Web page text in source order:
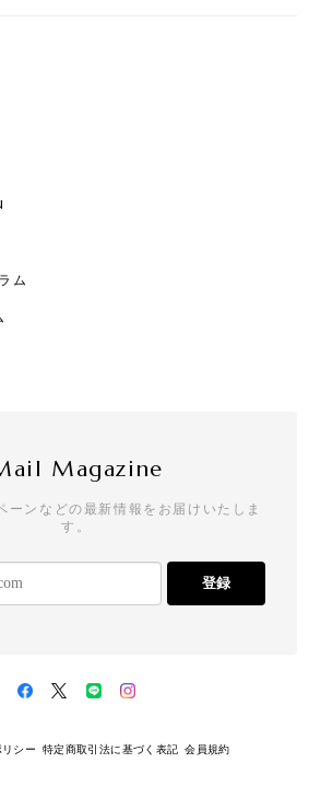
ム
Magazine
ーンなどの最新情報をお届けいたしま
す。
登録
シー 特定商取引法に基づく表記 会員規約